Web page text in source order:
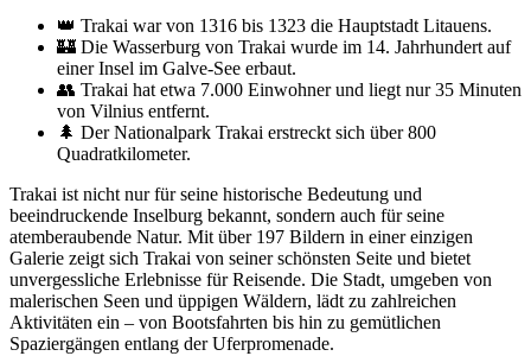
👑 Trakai war von 1316 bis 1323 die Hauptstadt Litauens.
🏰 Die Wasserburg von Trakai wurde im 14. Jahrhundert auf
einer Insel im Galve-See erbaut.
👥 Trakai hat etwa 7.000 Einwohner und liegt nur 35 Minuten
von Vilnius entfernt.
🌲 Der Nationalpark Trakai erstreckt sich über 800
Quadratkilometer.
Trakai ist nicht nur für seine historische Bedeutung und
beeindruckende Inselburg bekannt, sondern auch für seine
atemberaubende Natur. Mit über 197 Bildern in einer einzigen
Galerie zeigt sich Trakai von seiner schönsten Seite und bietet
unvergessliche Erlebnisse für Reisende. Die Stadt, umgeben von
malerischen Seen und üppigen Wäldern, lädt zu zahlreichen
Aktivitäten ein – von Bootsfahrten bis hin zu gemütlichen
Spaziergängen entlang der Uferpromenade.